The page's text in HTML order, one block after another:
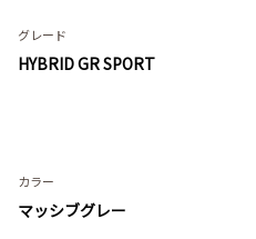
グレード
HYBRID GR SPORT
カラー
マッシブグレー